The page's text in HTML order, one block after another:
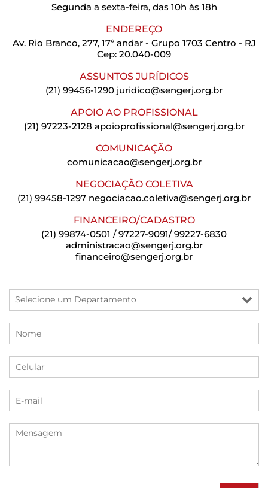
Segunda a sexta-feira, das 10h às 18h
ENDEREÇO
Av. Rio Branco, 277, 17º andar - Grupo 1703 Centro - RJ
Cep: 20.040-009
ASSUNTOS JURÍDICOS
(21) 99456-1290 juridico@sengerj.org.br
APOIO AO PROFISSIONAL
(21) 97223-2128 apoioprofissional@sengerj.org.br
COMUNICAÇÃO
comunicacao@sengerj.org.br
NEGOCIAÇÃO COLETIVA
(21) 99458-1297 negociacao.coletiva@sengerj.org.br
FINANCEIRO/CADASTRO
(21) 99874-0501 / 97227-9091/ 99227-6830
administracao@sengerj.org.br
financeiro@sengerj.org.br